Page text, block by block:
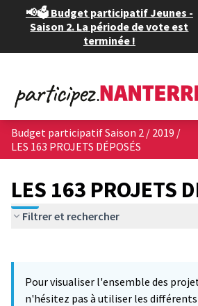
📢🗳️ Budget participatif Jeunes -
Saison 2. La période de vote est
terminée !
Budget participatif Saison 2 / 2019 /
LES 163 PROJETS DÉPOSÉS
LES 163 PROJETS
Filtrer et rechercher
−
Pour visualiser l'ensemble des
n'hésitez pas à utiliser les